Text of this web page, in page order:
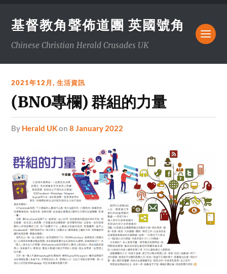
基督教角聲佈道團 英國號角
Chinese Christian Herald Crusades UK
2021年12月,生活資訊
(BNO專欄) 群組的力量
by Herald UKon8 January 2022